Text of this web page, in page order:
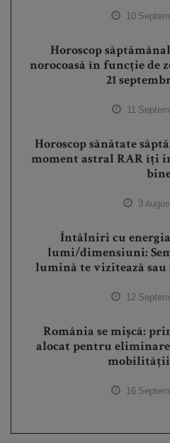
10
Horoscop
norocoasă în funcție de
21
11
Horoscop sănătate
moment astral RAR îți
3
Întâlniri cu
lumi/dimensiuni:
lumină te vizitează sau
12
România se mișcă:
alocat pentru
mobilității
16